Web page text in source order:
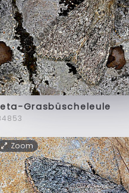
Grasbüscheleule
Zoom